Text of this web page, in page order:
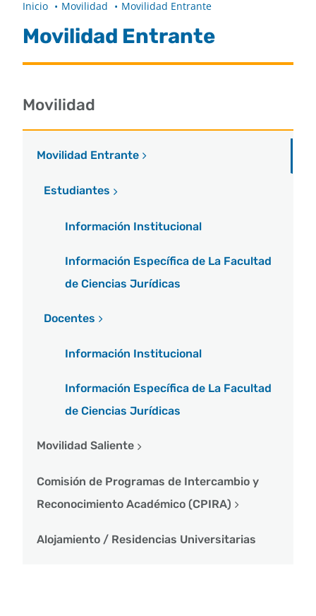
Buscar
Inicio Movilidad Movilidad Entrante
Movilidad Entrante
Movilidad
Movilidad Entrante
Estudiantes
Información Institucional
Información Específica de La Facultad
de Ciencias Jurídicas
Docentes
Información Institucional
Información Específica de La Facultad
de Ciencias Jurídicas
Movilidad Saliente
Comisión de Programas de Intercambio y
Reconocimiento Académico (CPIRA)
Alojamiento / Residencias Universitarias